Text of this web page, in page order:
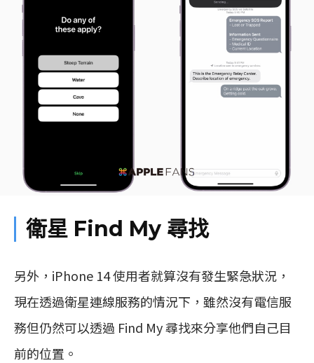
衛星 Find My 尋找
另外，iPhone 14 使用者就算沒有發生緊急狀況，
現在透過衛星連線服務的情況下，雖然沒有電信服
務但仍然可以透過 Find My 尋找來分享他們自己目
前的位置。